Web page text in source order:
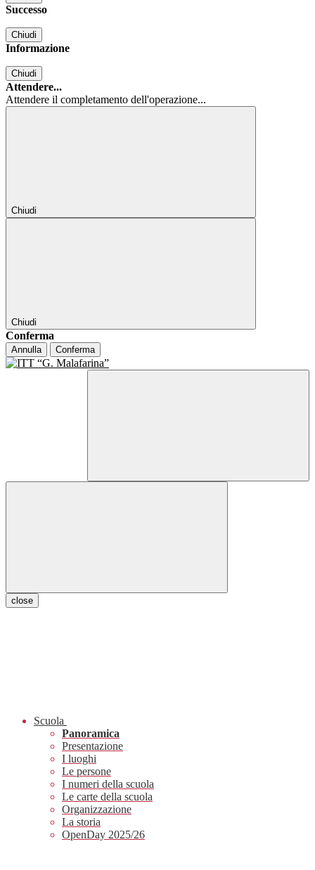
Successo
Chiudi
Informazione
Chiudi
Attendere...
Attendere il completamento dell'operazione...
Chiudi
Chiudi
Conferma
Annulla Conferma
close
Scuola
Panoramica
Presentazione
I luoghi
Le persone
I numeri della scuola
Le carte della scuola
Organizzazione
La storia
OpenDay 2025/26